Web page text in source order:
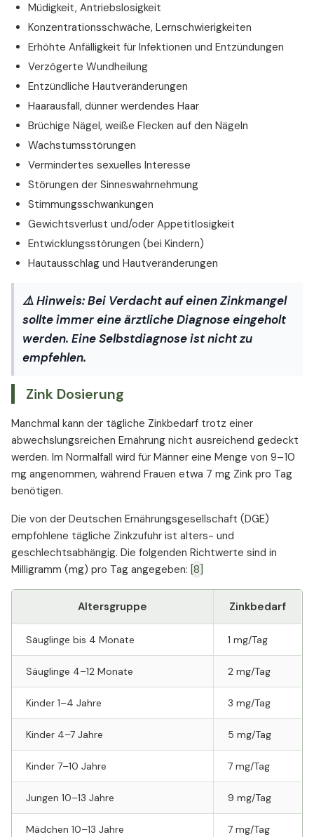
Müdigkeit, Antriebslosigkeit
Konzentrationsschwäche, Lernschwierigkeiten
Erhöhte Anfälligkeit für Infektionen und Entzündungen
Verzögerte Wundheilung
Entzündliche Hautveränderungen
Haarausfall, dünner werdendes Haar
Brüchige Nägel, weiße Flecken auf den Nägeln
Wachstumsstörungen
Vermindertes sexuelles Interesse
Störungen der Sinneswahrnehmung
Stimmungsschwankungen
Gewichtsverlust und/oder Appetitlosigkeit
Entwicklungsstörungen (bei Kindern)
Hautausschlag und Hautveränderungen
⚠️Hinweis:Bei Verdacht auf einen Zinkmangel
sollte immer eine ärztliche Diagnose eingeholt
werden. Eine Selbstdiagnose ist nicht zu
empfehlen.
Zink Dosierung
Manchmal kann der tägliche Zinkbedarf trotz einer
abwechslungsreichen Ernährung nicht ausreichend gedeckt
werden. Im Normalfall wird für Männer eine Menge von 9–10
mg angenommen, während Frauen etwa 7 mg Zink pro Tag
benötigen.
Die von der Deutschen Ernährungsgesellschaft (DGE)
empfohlene tägliche Zinkzufuhr ist alters- und
geschlechtsabhängig. Die folgenden Richtwerte sind in
Milligramm (mg) pro Tag angegeben: [8]
Altersgruppe Zinkbedarf
Säuglinge bis 4 Monate 1 mg/Tag
Säuglinge 4–12 Monate 2 mg/Tag
Kinder 1–4 Jahre 3 mg/Tag
Kinder 4–7 Jahre 5 mg/Tag
Kinder 7–10 Jahre 7 mg/Tag
Jungen 10–13 Jahre 9 mg/Tag
Mädchen 10–13 Jahre 7 mg/Tag